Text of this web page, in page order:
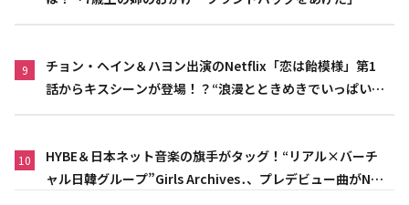
9
チョン・ヘイン＆ハヨン出演のNetflix「恋は飴模様」第1
話からキスシーンが登場！？“浪漫とときめきでいっぱいの
10
HYBE＆日本ネット音楽の旗手がタッグ！“リアル×バーチ
ャル日韓グループ”Girls Archives․、プレデビュー曲がNet